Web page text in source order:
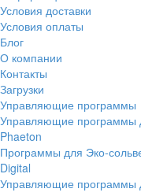
Условия доставки
Условия оплаты
Блог
О компании
Контакты
Загрузки
Управляющие программы
Управляющие программы
Phaeton
Программы для Эко-
Digital
Управляющие программы